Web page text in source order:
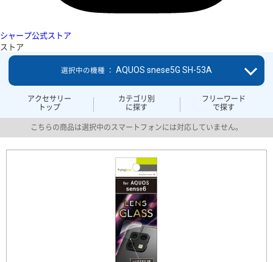
シャープ公式ストア
ストア
アクセサリー
トップ
カテゴリ別
に探す
フリーワード
で探す
選択中の機種 ： AQUOS snese5G SH-53A
こちらの商品は選択中のスマートフォンには対応していません。